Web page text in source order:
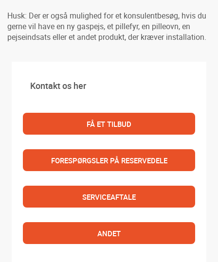
Husk: Der er også mulighed for et konsulentbesøg, hvis du
gerne vil have en ny gaspejs, et pillefyr, en pilleovn, en
pejseindsats eller et andet produkt, der kræver installation.
Kontakt os her
FÅ ET TILBUD
FORESPØRGSLER PÅ RESERVEDELE
SERVICEAFTALE
ANDET